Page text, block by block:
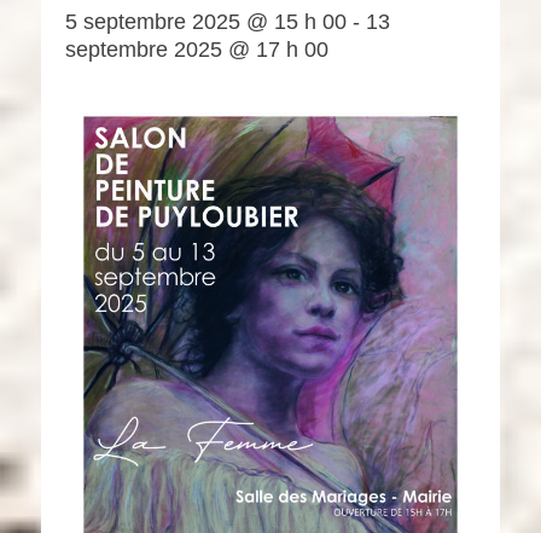
5 septembre 2025 @ 15 h 00 - 13
septembre 2025 @ 17 h 00